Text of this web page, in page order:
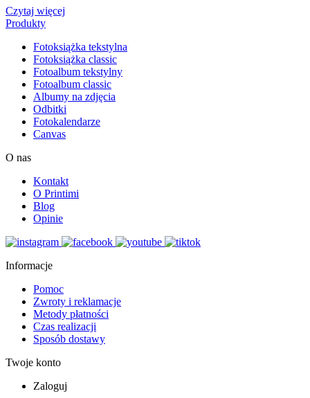
Czytaj więcej
Produkty
Fotoksiążka tekstylna
Fotoksiążka classic
Fotoalbum tekstylny
Fotoalbum classic
Albumy na zdjęcia
Odbitki
Fotokalendarze
Canvas
O nas
Kontakt
O Printimi
Blog
Opinie
Informacje
Pomoc
Zwroty i reklamacje
Metody płatności
Czas realizacji
Sposób dostawy
Twoje konto
Zaloguj